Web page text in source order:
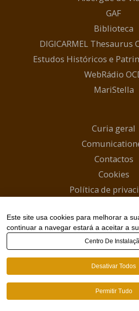
GAF
Biblioteca
DIGICARMEL Thesaurus
Estudos Históricos e
WebRádio
MariStella
Curia geral
Contactos
Cookies
Política de
Canal
Copyright © 2026
Este site usa cookies para melhorar a
continuar a navegar estará a aceitar a
Centro De
Desativar Todos
Permitir Tudo